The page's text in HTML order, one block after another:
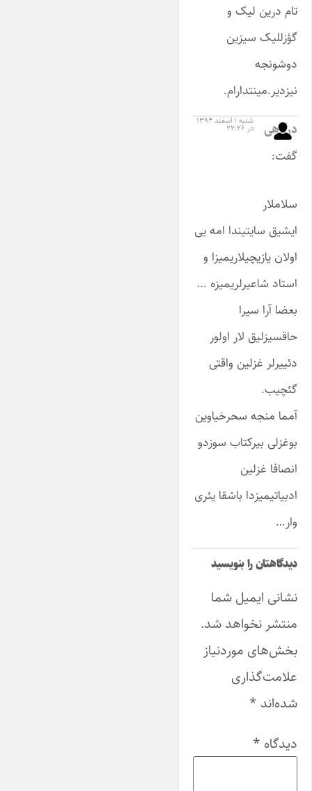
تام درین لیک‌ و
گؤزللیک سیزین
دوشونجه
نیزدیر.مینتدارام.
درگاهی
گفت:
شنبه ۱ اسفند ۱۳۹۴
در ۲۲:۲۶
سلاملار
ایشیق سایتیندا امه یی
اولان یازیچیلاریمیزا و
استاد شاعیرلریمیزه …
بعضا آرا سیرا
حاقسیزلیق لار اولور
دئییرلر غزلین واقتی
گئچیب.
آمما منجه سحرخیاوین
بوغزلی بیرکتاب سوزدو
انصافا غزلین
ادبیاتیمیزدا باشقا یئری
وار…
دیدگاهتان را بنویسید
نشانی ایمیل شما
منتشر نخواهد شد.
بخش‌های موردنیاز
علامت‌گذاری
شده‌اند *
دیدگاه *